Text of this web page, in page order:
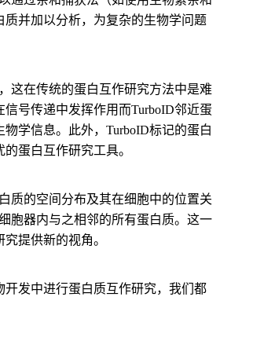
并加以分析，为复杂的生物学问题
这在传统的蛋白互作研究方法中是难
号传递中发挥作用而TurboID邻近蛋
学信息。此外，TurboID标记的蛋白
蛋白互作研究工具。
质的空间分布及其在细胞中的位置关
胞器内与之相邻的所有蛋白质。这一
提供新的视角。
发中进行蛋白质互作研究，我们都